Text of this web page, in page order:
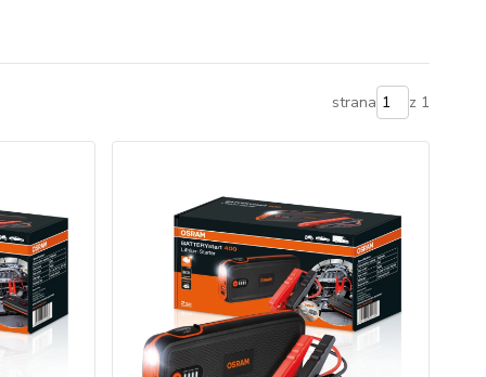
strana z 1